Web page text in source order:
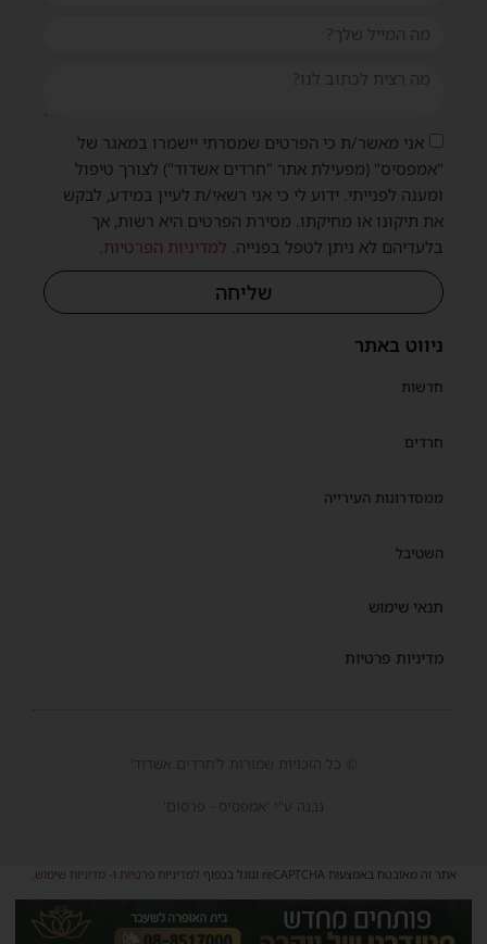
ניווט באתר
חדשות
חרדים
ממסדרונות העירייה
השטיבל
תנאי שימוש
מדיניות פרטיות
אני מאשר/ת כי הפרטים שמסרתי יישמרו במאגר של
"אמפסיס" (מפעילת אתר "חרדים אשדוד") לצורך טיפול
ומענה לפנייתי. ידוע לי כי אני רשאי/ת לעיין במידע, לבקש
את תיקונו או מחיקתו. מסירת הפרטים היא רשות, אך
בלעדיהם לא ניתן לטפל בפנייה. למדיניות הפרטיות.
שליחה
© כל הזכויות שמורות ל'חרדים אשדוד'
נבנה ע"י 'אמפסיס - פרסום'
אתר זה מאובטח באמצעות reCAPTCHA וגוגל בכפוף למדיניות פרטיות ו-מדיניות שימוש.